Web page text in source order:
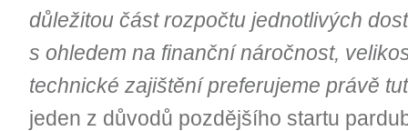
důležitou část rozpočtu jednotlivých
s ohledem na finanční náročnost,
technické zajištění preferujeme právě
jeden z důvodů pozdějšího startu